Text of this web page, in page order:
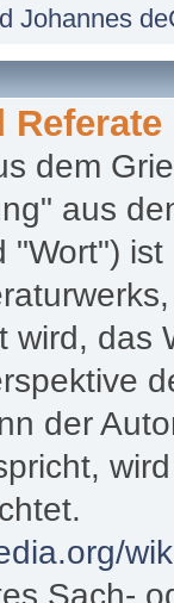
Johannes
dem
aus
"Wort")
wird, das
der
Sach-